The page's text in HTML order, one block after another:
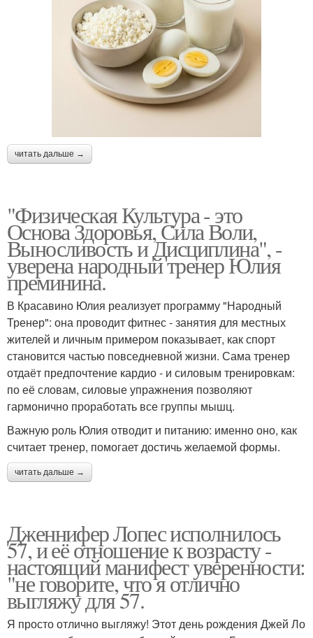
читать дальше →
"Физическая Культура - это
Основа Здоровья, Сила Воли,
Выносливость и Дисциплина", -
уверена народный тренер Юлия
преминина.
В Красавино Юлия реализует программу "Народный
Тренер": она проводит фитнес - занятия для местных
жителей и личным примером показывает, как спорт
становится частью повседневной жизни. Сама тренер
отдаёт предпочтение кардио - и силовым тренировкам:
по её словам, силовые упражнения позволяют
гармонично проработать все группы мышц.
Важную роль Юлия отводит и питанию: именно оно, как
считает тренер, помогает достичь желаемой формы.
читать дальше →
Дженнифер Лопес исполнилось
57, и её отношение к возрасту -
настоящий манифест уверенности:
"не говорите, что я отлично
выгляжу для 57.
Я просто отлично выгляжу! Этот день рождения Джей Ло